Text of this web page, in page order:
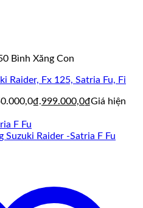
Bình Xăng Con
Raider, Fx 125, Satria Fu, Fi
999.000,0₫Giá hiện